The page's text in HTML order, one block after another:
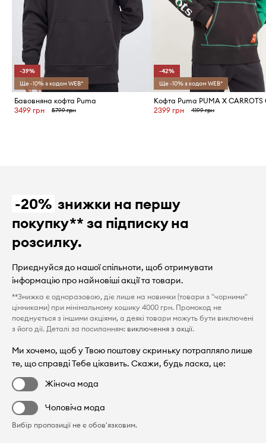
-39%
Ще -10% з кодом WEB*
Бавовняна кофта Puma
3499 грн
5799 грн
-42%
Ще -10% з кодом WEB*
2399 грн 4199 грн
-20% знижки на першу
покупку** за підписку на
розсилку.
Приєднуйся до нашої спільноти, щоб отримувати
інформацію про найновіші акції та товари.
**Знижка є одноразовою, діє лише на новинки (товари з "чорними"
цінниками) при мінімальному кошику 4000 грн. Промокод не
поєднується з іншими акціями, а деякі товари можуть бути виключені
з його дії. Деталі за посиланням: виключення з акції.
Ми хочемо, щоб у Твою поштову скриньку потрапляло лише
те, що справді Тебе цікавить. Скажи, будь ласка, це:
Жіноча мода
Чоловіча мода
Вибір пропозиції не є обов'язковим.